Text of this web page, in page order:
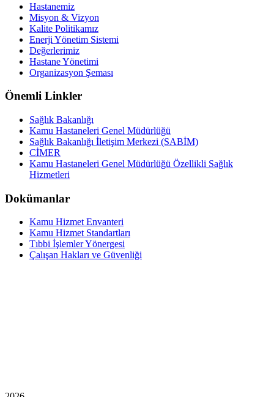
Hastanemiz
Misyon & Vizyon
Kalite Politikamız
Enerji Yönetim Sistemi
Değerlerimiz
Hastane Yönetimi
Organizasyon Şeması
Önemli Linkler
Sağlık Bakanlığı
Kamu Hastaneleri Genel Müdürlüğü
Sağlık Bakanlığı İletişim Merkezi (SABİM)
CİMER
Kamu Hastaneleri Genel Müdürlüğü Özellikli Sağlık
Hizmetleri
Dokümanlar
Kamu Hizmet Envanteri
Kamu Hizmet Standartları
Tıbbi İşlemler Yönergesi
Çalışan Hakları ve Güvenliği